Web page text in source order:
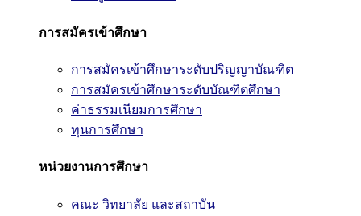
การสมัครเข้าศึกษา
การสมัครเข้าศึกษาระดับปริญญาบัณฑิต
การสมัครเข้าศึกษาระดับบัณฑิตศึกษา
ค่าธรรมเนียมการศึกษา
ทุนการศึกษา
หน่วยงานการศึกษา
คณะ วิทยาลัย และสถาบัน